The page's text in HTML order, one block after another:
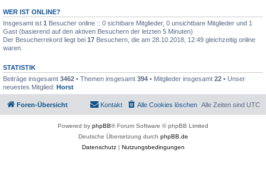
WER IST ONLINE?
Insgesamt ist 1 Besucher online :: 0 sichtbare Mitglieder, 0 unsichtbare Mitglieder und 1
Gast (basierend auf den aktiven Besuchern der letzten 5 Minuten)
Der Besucherrekord liegt bei 17 Besuchern, die am 28.10.2018, 12:49 gleichzeitig online
waren.
STATISTIK
Beiträge insgesamt 3462 • Themen insgesamt 394 • Mitglieder insgesamt 22 • Unser
neuestes Mitglied: Horst
Foren-Übersicht Alle Zeiten sind UTC
Alle Cookies löschen
Kontakt
Powered by phpBB® Forum Software © phpBB Limited
Deutsche Übersetzung durch phpBB.de
Datenschutz| Nutzungsbedingungen